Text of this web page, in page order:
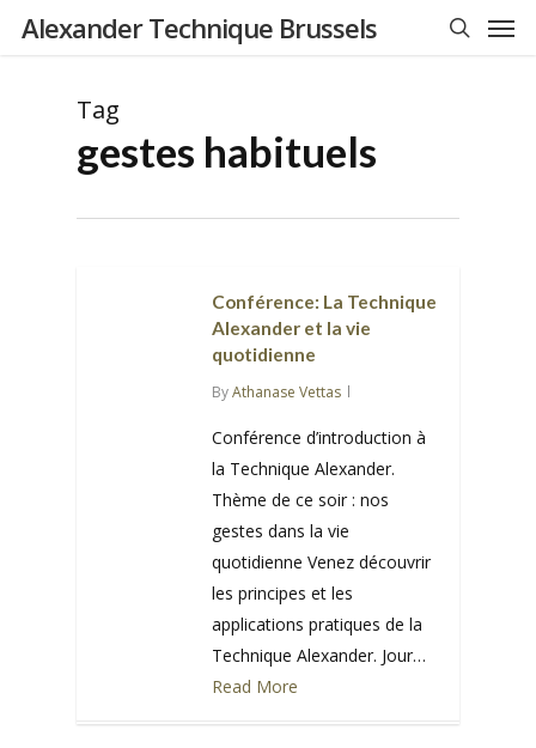
SkipAlexander Technique Brussels
Tag
gestes habituels
Conférence: La Technique
Alexander et la vie
quotidienne
ByAthanase Vettas
Conférence d’introduction à
la Technique Alexander.
Thème de ce soir : nos
gestes dans la vie
quotidienne Venez découvrir
les principes et les
applications pratiques de la
Technique Alexander. Jour…
Read More